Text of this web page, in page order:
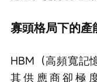
寡頭格局下的產
HBM（高頻寬記
其供應商卻極